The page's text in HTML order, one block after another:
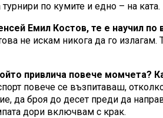
по кумите и едно – на ката.
Емил Костов, те е научил
не искам никога да го
привлича повече момчета?
повече се възпитаваш,
да броя до десет преди да
дори включвам с крак.